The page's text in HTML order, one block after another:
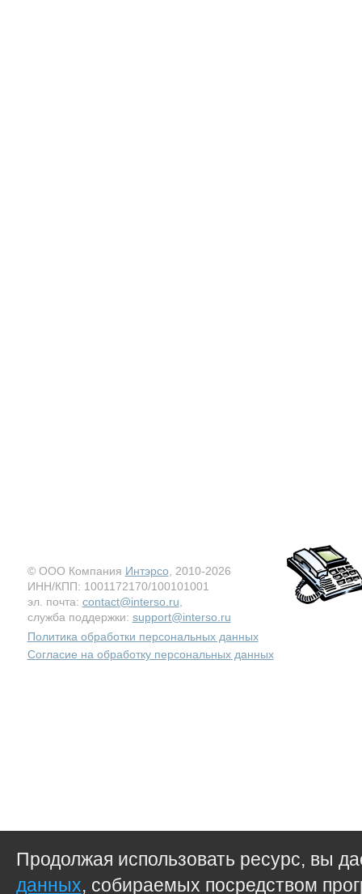
© ООО Компания Интэрсо , 2010-2026
ИНН/КПП: 1001172170/100101001
эл. почта: contact@interso.ru
служба поддержки: support@interso.ru
Политика обработки персональных данных
Согласие на обработку персональных данных
Продолжая использовать ресурс, вы
данных, собираемых посредством